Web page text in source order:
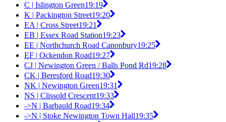
C | Islington Green19:19
K | Packington Street19:20
EA | Cross Street19:21
EB | Essex Road Station19:23
EE | Northchurch Road Canonbury19:25
EF | Ockendon Road19:27
CJ | Newington Green / Balls Pond Rd19:28
CK | Beresford Road19:30
NK | Newington Green19:31
NS | Clissold Crescent19:33
->N | Barbauld Road19:34
->N | Stoke Newington Town Hall19:35